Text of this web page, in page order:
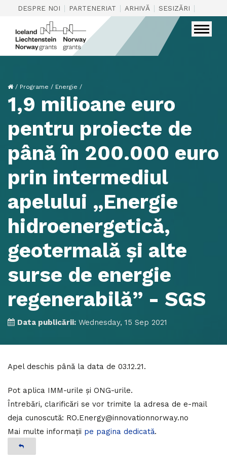
DESPRE NOI | PARTENERIAT | ARHIVĂ | SESIZĂRI |
/ Programe / Energie /
1,9 milioane euro
pentru proiecte de
până în 200.000 euro
prin intermediul
apelului „Energie
hidroenergetică,
geotermală și alte
surse de energie
regenerabilă” - SGS
Data publicării: Wednesday, 15 Sep 2021
Apel deschis până la data de 03.12.21.
Pot aplica IMM-urile și ONG-urile.
Întrebări, clarificări se vor trimite la adresa de e-mail
deja cunoscută: RO.Energy@innovationnorway.no
Mai multe informații pe pagina dedicată.